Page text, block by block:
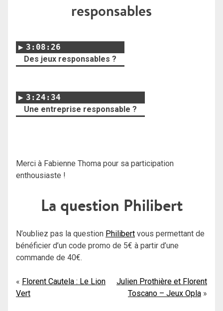
responsables
3:08:26
Des jeux responsables ?
3:24:34
Une entreprise responsable ?
Merci à Fabienne Thoma pour sa participation
enthousiaste !
La question Philibert
N’oubliez pas la question Philibert vous permettant de
bénéficier d’un code promo de 5€ à partir d’une
commande de 40€.
Navigation
de
Florent Cautela : Le Lion
Vert
Julien Prothière et Florent
Toscano – Jeux Opla